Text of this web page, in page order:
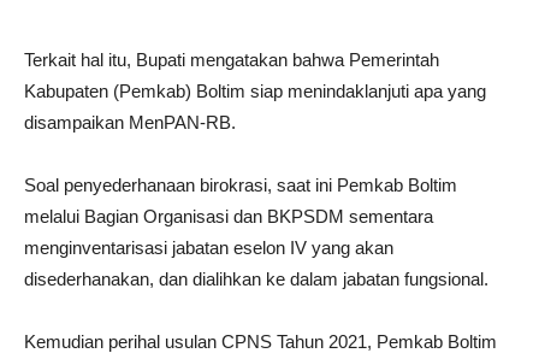
Terkait hal itu, Bupati mengatakan bahwa Pemerintah
Kabupaten (Pemkab) Boltim siap menindaklanjuti apa yang
disampaikan MenPAN-RB.
Soal penyederhanaan birokrasi, saat ini Pemkab Boltim
melalui Bagian Organisasi dan BKPSDM sementara
menginventarisasi jabatan eselon IV yang akan
disederhanakan, dan dialihkan ke dalam jabatan fungsional.
Kemudian perihal usulan CPNS Tahun 2021, Pemkab Boltim